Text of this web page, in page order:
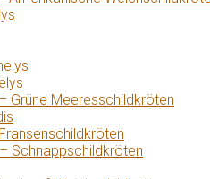
Grüne Meeresschildkröten
Schnappschildkröten